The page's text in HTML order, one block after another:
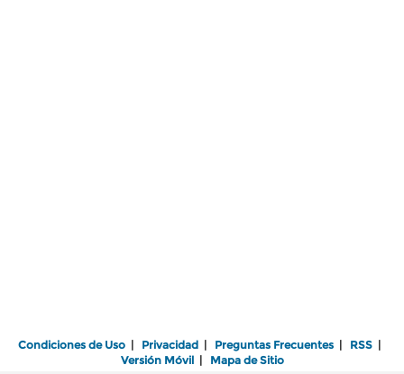
Condiciones de Uso | Privacidad | Preguntas Frecuentes | RSS |
Versión Móvil| Mapa de Sitio